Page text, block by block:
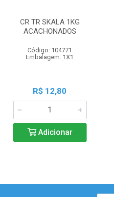
CR TR SKALA 1KG
ACACHONADOS
Código: 104771
Embalagem: 1X1
R$ 12,80
Adicionar